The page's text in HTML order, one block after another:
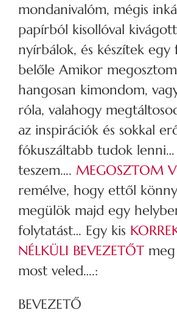
mondanivalóm, mégis
papírból kisollóval
nyírbálok, és készítek egy
belőle Amikor
hangosan kimondom,
róla, valahogy
az inspirációk és sokkal
fókuszáltabb tudok
teszem…. MEGOSZTOM
remélve, hogy ettől
megülök majd egy
folytatást… Egy kis
NÉLKÜLI BEVEZETŐT
most veled….:
BEVEZETŐ